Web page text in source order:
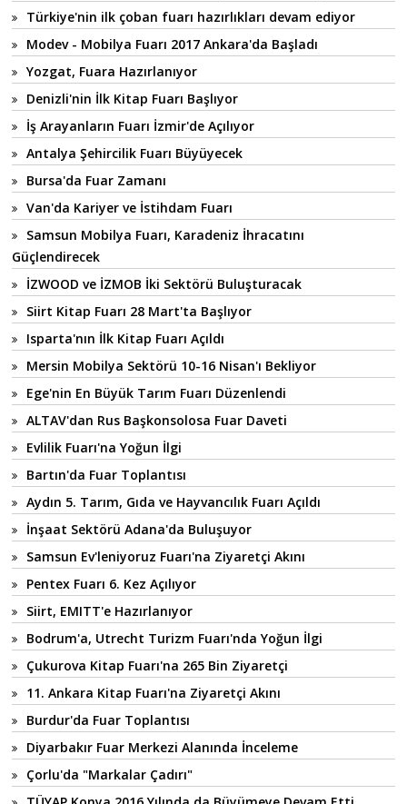
Türkiye'nin ilk çoban fuarı hazırlıkları devam ediyor
Modev - Mobilya Fuarı 2017 Ankara'da Başladı
Yozgat, Fuara Hazırlanıyor
Denizli'nin İlk Kitap Fuarı Başlıyor
İş Arayanların Fuarı İzmir'de Açılıyor
Antalya Şehircilik Fuarı Büyüyecek
Bursa'da Fuar Zamanı
Van'da Kariyer ve İstihdam Fuarı
Samsun Mobilya Fuarı, Karadeniz İhracatını
Güçlendirecek
İZWOOD ve İZMOB İki Sektörü Buluşturacak
Siirt Kitap Fuarı 28 Mart'ta Başlıyor
Isparta'nın İlk Kitap Fuarı Açıldı
Mersin Mobilya Sektörü 10-16 Nisan'ı Bekliyor
Ege'nin En Büyük Tarım Fuarı Düzenlendi
ALTAV'dan Rus Başkonsolosa Fuar Daveti
Evlilik Fuarı'na Yoğun İlgi
Bartın'da Fuar Toplantısı
Aydın 5. Tarım, Gıda ve Hayvancılık Fuarı Açıldı
İnşaat Sektörü Adana'da Buluşuyor
Samsun Ev'leniyoruz Fuarı'na Ziyaretçi Akını
Pentex Fuarı 6. Kez Açılıyor
Siirt, EMITT'e Hazırlanıyor
Bodrum'a, Utrecht Turizm Fuarı'nda Yoğun İlgi
Çukurova Kitap Fuarı'na 265 Bin Ziyaretçi
11. Ankara Kitap Fuarı'na Ziyaretçi Akını
Burdur'da Fuar Toplantısı
Diyarbakır Fuar Merkezi Alanında İnceleme
Çorlu'da "Markalar Çadırı"